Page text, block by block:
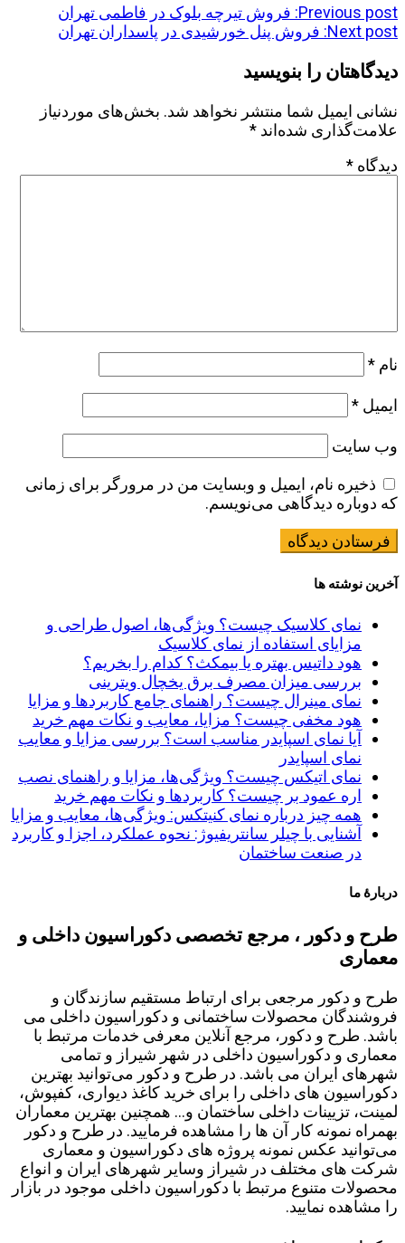
Previous post: فروش تیرچه بلوک در فاطمی تهران
Next post: فروش پنل خورشیدی در پاسداران تهران
دیدگاهتان را بنویسید
نشانی ایمیل شما منتشر نخواهد شد. بخش‌های موردنیاز
علامت‌گذاری شده‌اند *
دیدگاه *
نام *
ایمیل *
وب‌ سایت
ذخیره نام، ایمیل و وبسایت من در مرورگر برای زمانی
که دوباره دیدگاهی می‌نویسم.
آخرین نوشته ها
نمای کلاسیک چیست؟ ویژگی‌ها، اصول طراحی و
مزایای استفاده از نمای کلاسیک
هود داتیس بهتره یا بیمکث؟ کدام را بخریم؟
بررسی میزان مصرف برق یخچال ویترینی
نمای مینرال چیست؟ راهنمای جامع کاربردها و مزایا
هود مخفی چیست؟ مزایا، معایب و نکات مهم خرید
آیا نمای اسپایدر مناسب است؟ بررسی مزایا و معایب
نمای اسپایدر
نمای اتیکس چیست؟ ویژگی‌ها، مزایا و راهنمای نصب
اره عمود بر چیست؟ کاربردها و نکات مهم خرید
همه چیز درباره نمای کنیتکس: ویژگی‌ها، معایب و مزایا
آشنایی با چیلر سانتریفیوژ: نحوه عملکرد، اجزا و کاربرد
در صنعت ساختمان
دربارۀ ما
طرح و دکور ، مرجع تخصصی دکوراسیون داخلی و
معماری
طرح و دکور مرجعی برای ارتباط مستقیم سازندگان و
فروشندگان محصولات ساختمانی و دکوراسیون داخلی می
باشد. طرح و دکور، مرجع آنلاین معرفی خدمات مرتبط با
معماری و دکوراسیون داخلی در شهر شیراز و تمامی
شهرهای ایران می باشد. در طرح و دکور می‌توانید بهترین
دکوراسیون های داخلی را برای خرید کاغذ دیواری، کفپوش،
لمینت، تزیینات داخلی ساختمان و... همچنین بهترین معماران
بهمراه نمونه کار آن ها را مشاهده فرمایید. در طرح و دکور
می‌توانید عکس نمونه پروژه های دکوراسیون و معماری
شرکت های مختلف در شیراز وسایر شهرهای ایران و انواع
محصولات متنوع مرتبط با دکوراسیون داخلی موجود در بازار
را مشاهده نمایید.